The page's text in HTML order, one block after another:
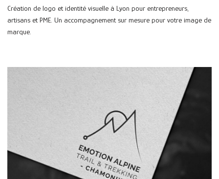
Création de logo et identité visuelle à Lyon pour entrepreneurs,
artisans et PME. Un accompagnement sur mesure pour votre image de
marque.